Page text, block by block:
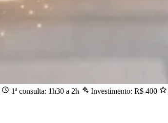
1ª consulta: 1h30 a 2h Investimento: R$ 400